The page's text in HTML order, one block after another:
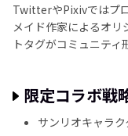
TwitterやPixivではプ
メイド作家によるオ
トタグがコミュニティ
限定コラボ戦
サンリオキャラ